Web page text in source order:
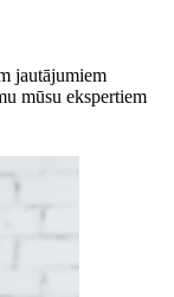
jautājumiem
mūsu ekspertiem